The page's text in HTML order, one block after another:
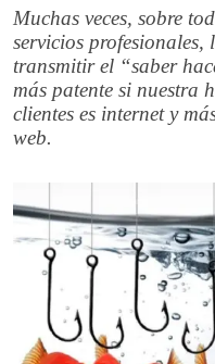
Muchas veces, sobre
servicios profesionales,
transmitir el “saber
más patente si nuestra
clientes es internet y
web.